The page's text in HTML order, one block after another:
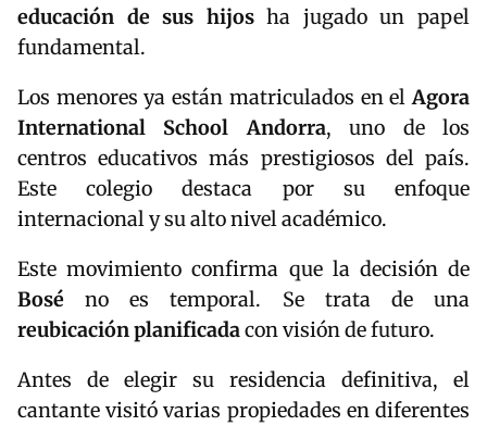
educación de sus hijosha jugado un papel
fundamental.
Los menores ya están matriculados en elAgora
International School Andorra, uno de los
centros educativos más prestigiosos del país.
Este colegio destaca por su enfoque
internacional y su alto nivel académico.
Este movimiento confirma que la decisión de
Bosé no es temporal. Se trata de una
reubicación planificadacon visión de futuro.
Antes de elegir su residencia definitiva, el
cantante visitó varias propiedades en diferentes